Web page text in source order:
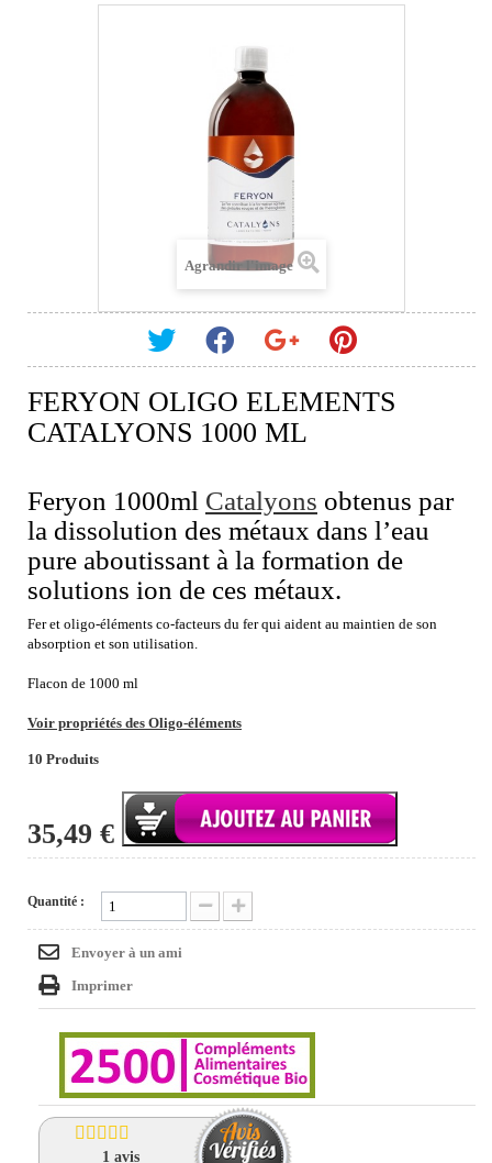
Agrandir l'image
FERYON OLIGO ELEMENTS
CATALYONS 1000 ML
Feryon 1000ml Catalyons obtenus par
la dissolution des métaux dans l’eau
pure aboutissant à la formation de
solutions ion de ces métaux.
Fer et oligo-éléments co-facteurs du fer qui aident au maintien de son
absorption et son utilisation.
Flacon de 1000 ml
Voir propriétés des Oligo-éléments
10 Produits
35,49 €
Quantité :
Envoyer à un ami
Imprimer
1avis